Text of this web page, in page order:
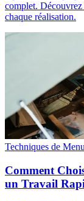
complet.
chaque réalisation.
Techniques de
Comment
un Travail